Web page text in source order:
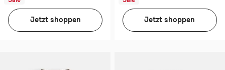
Jetzt shoppen Jetzt shoppen